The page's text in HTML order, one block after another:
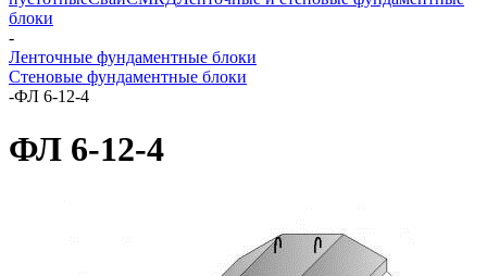
блоки
-
Ленточные фундаментные блоки
Стеновые фундаментные блоки
-ФЛ 6-12-4
ФЛ 6-12-4